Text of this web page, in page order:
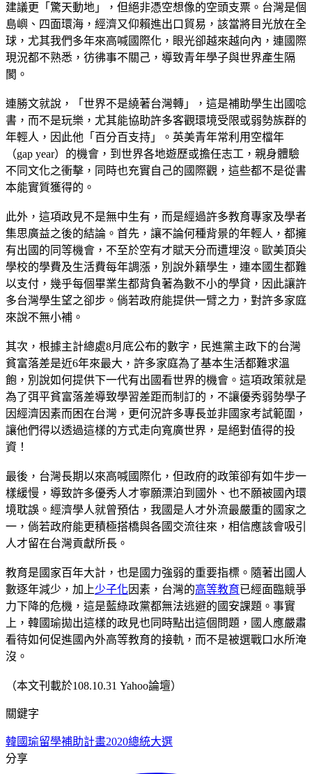
建議更「驚天動地」，但絕非憑空想像的空頭支票。台灣是個
島嶼、四面環海，經濟又仰賴進出口貿易，該當將目光放在全
球，尤其我們多年來高喊國際化，眼光卻越來越向內，連國際
現況都不熟悉，彷彿事不關己，導致青年學子與世界產生隔
閡。
連勝文就說，「世界不是繞著台灣轉」，這是補助學生出國唸
書，而不是玩樂，尤其能協助許多客觀環境受限或弱勢族群的
年輕人，因此他「百分百支持」。英美青年常利用空檔年
（gap year）的機會，到世界各地遊歷或擔任志工，親身體驗
不同文化之衝擊，同時也充實自己的國際觀，這些都不是從書
本能實質獲得的。
此外，這項政見不是無中生有，而是經過許多教育專家及學者
集思廣益之後的結論。首先，讓不論何種背景的年輕人，都擁
有出國的同等機會，不至於空有才賦天分而遭埋沒。歐美頂尖
學校的學費及生活費每年調漲，別說外籍學生，連本國生都難
以支付，幾乎每個畢業生都背負著為數不小的學貸，因此讓許
多台灣學生望之卻步。倘若政府能提供一臂之力，對許多家庭
來說不無小補。
其次，根據主計總處8月底公布的數字，民進黨主政下的台灣
貧富落差是近6年來最大，許多家庭為了基本生活都難求溫
飽，別說如何提供下一代有出國看世界的機會。這項政策就是
為了弭平貧富落差導致學習差距而制訂的，不讓優秀弱勢學子
因經濟因素而困在台灣，更何況許多專長並非國家考試範圍，
讓他們得以透過這樣的方式走向寬廣世界，是絕對值得的投
資！
最後，台灣長期以來高喊國際化，但政府的政策卻有如牛步一
樣緩慢，導致許多優秀人才寧願漂泊到國外、也不願被國內環
境耽誤。經濟學人就曾預估，我國是人才外流最嚴重的國家之
一，倘若政府能更積極搭橋與各國交流往來，相信應該會吸引
人才留在台灣貢獻所長。
教育是國家百年大計，也是國力強弱的重要指標。隨著出國人
數逐年減少，加上少子化因素，台灣的高等教育已經面臨競爭
力下降的危機，這是藍綠政黨都無法逃避的國安課題。事實
上，韓國瑜拋出這樣的政見也同時點出這個問題，國人應嚴肅
看待如何促進國內外高等教育的接軌，而不是被選戰口水所淹
沒。
（本文刊載於108.10.31 Yahoo論壇）
關鍵字
韓國瑜留學補助計畫2020總統大選
分享